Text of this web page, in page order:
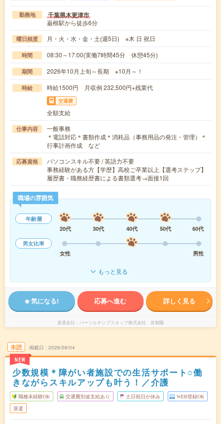
勤務地 千葉県木更津市
巌根駅から徒歩6分
曜日頻度 月・火・水・金・土(週5日) ※木 日 祝日
時間 08:30～17:00(実働7時間45分 休憩45分)
期間 2026年10月上旬～長期 ※10月～！
時給 時給1500円 月収例 232,500円+残業代
交通費
全額支給
仕事内容
一般事務
＊電話対応＊書類作成＊消耗品（事務用品の発注・管理）＊
行事計画作成 など
応募資格
パソコンスキル不要 / 英語力不要
事務経験がある方【学歴】高校ご卒業以上【選考ステップ】
履歴書・職務経歴書による書類選考→面接1回
職場の雰囲気
年齢層
20代
30代 40代 50代
60代
男女比率
女性
男性
もっと見る
気になる! 応募へ進む 詳しく見る
派遣会社 パーソルテンプスタッフ株式会社 首都圏
未読
NEW
掲載日 2026/08/04
少数規模＊障がい者施設での生活サポート○働
きながらスキルアップも叶う！／介護
職種未経験OK 交通費別途支給あり 土日祝日が休み WEB登録OK
派遣